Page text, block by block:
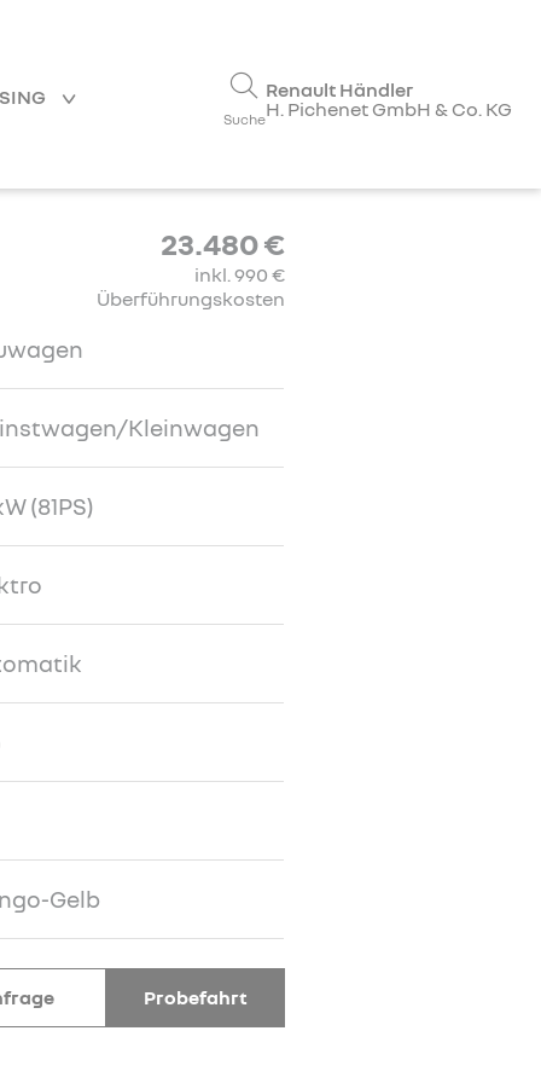
Suche
Renault Händler
H. Pichenet GmbH & Co. KG
23.480 €
inkl. 990 €
Überführungskosten
Kleinwagen
(81PS)
Gelb
Probefahrt